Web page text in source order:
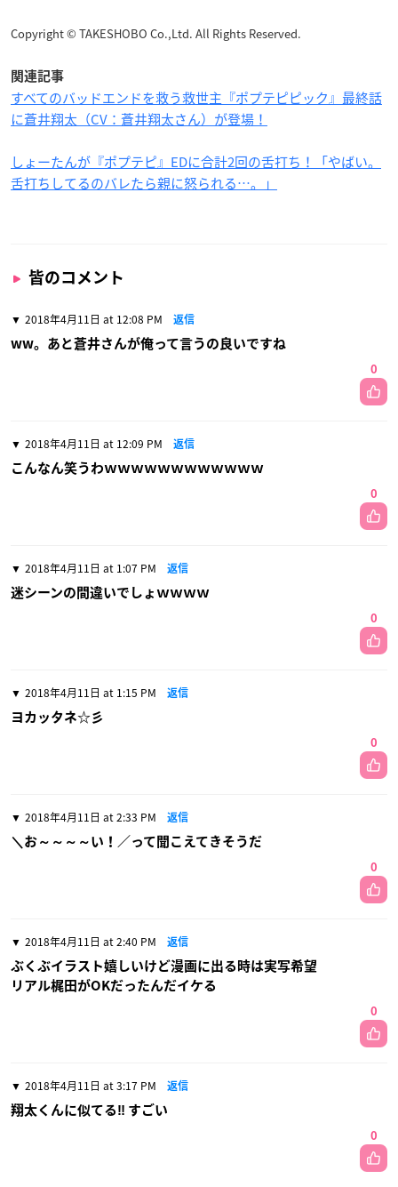
Copyright © TAKESHOBO Co.,Ltd. All Rights Reserved.
関連記事
すべてのバッドエンドを救う救世主『ポプテピピック』最終話
に蒼井翔太（CV：蒼井翔太さん）が登場！
しょーたんが『ポプテピ』EDに合計2回の舌打ち！「やばい。
舌打ちしてるのバレたら親に怒られる…。」
皆のコメント
2018年4月11日 at 12:08 PM 返信
ww。あと蒼井さんが俺って言うの良いですね
0
2018年4月11日 at 12:09 PM 返信
こんなん笑うわｗｗｗｗｗｗｗｗｗｗｗｗ
0
2018年4月11日 at 1:07 PM 返信
迷シーンの間違いでしょｗｗｗｗ
0
2018年4月11日 at 1:15 PM 返信
ヨカッタネ☆彡
0
2018年4月11日 at 2:33 PM 返信
＼お～～～～い！／って聞こえてきそうだ
0
2018年4月11日 at 2:40 PM 返信
ぶくぶイラスト嬉しいけど漫画に出る時は実写希望
リアル梶田がOKだったんだイケる
0
2018年4月11日 at 3:17 PM 返信
翔太くんに似てる‼︎ すごい
0